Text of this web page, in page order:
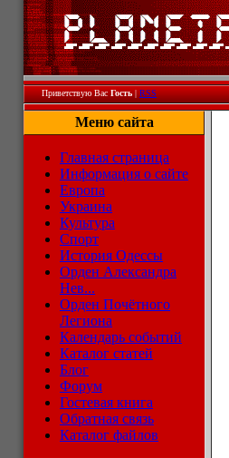
Приветствую Вас Гость|RSS
Меню сайта
Главная страница
Информация о сайте
Европа
Украина
Культура
Спорт
История Одессы
Орден Александра
Нев...
Орден Почётного
Легиона
Календарь событий
Каталог статей
Блог
Форум
Гостевая книга
Обратная связь
Каталог файлов